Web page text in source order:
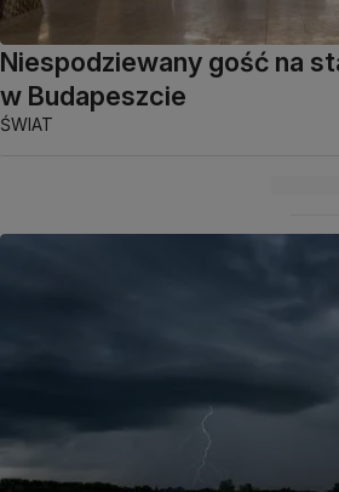
Niespodziewany gość na
w Budapeszcie
ŚWIAT